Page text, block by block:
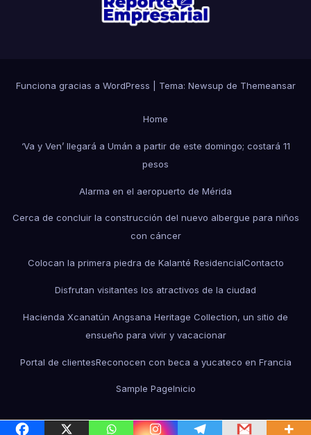
Funciona gracias a WordPress Tema: Newsup de Themeansar
Home
‘Va y Ven’ llegará a Umán a partir de este domingo; costará 11
pesos
Alarma en el aeropuerto de Mérida
Cerca de concluir la construcción del nuevo albergue para niños
con cáncer
Colocan la primera piedra de Kalanté ResidencialContacto
Disfrutan visitantes los atractivos de la ciudad
Hacienda Xcanatún Angsana Heritage Collection, un sitio de
ensueño para vivir y vacacionar
Portal de clientesReconocen con beca a yucateco en Francia
Sample PageInicio